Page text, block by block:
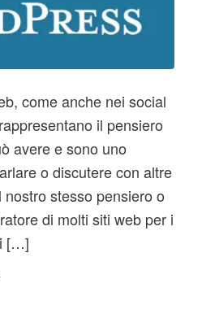
come anche nei social
il pensiero
avere e sono uno
o discutere con altre
stesso pensiero o
di molti siti web per i
[…]